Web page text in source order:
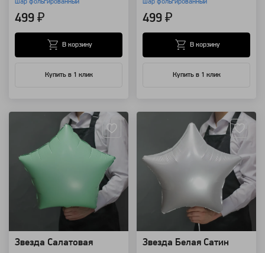
шар фольгированный
499 ₽
Купить в 1 клик
В корзину
шар фольгированный
499 ₽
Купить в 1 клик
В корзину
Звезда Салатовая Звезда Белая Сатин